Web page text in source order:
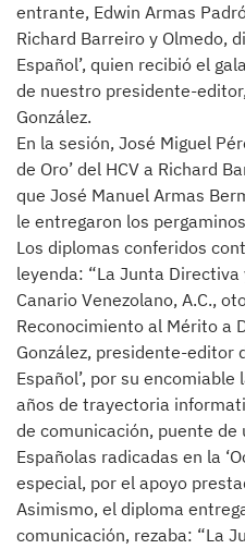
entrante, Edwin Armas
Richard Barreiro y Olmedo,
Español’, quien recibió el
de nuestro presidente-
González.
En la sesión, José Miguel
de Oro’ del HCV a Richard
que José Manuel Armas
le entregaron los
Los diplomas conferidos
leyenda: “La Junta
Canario Venezolano, A.C.,
Reconocimiento al Mérito a
González, presidente-editor
Español’, por su
años de trayectoria
de comunicación, puente
Españolas radicadas en la
especial, por el apoyo
Asimismo, el diploma
comunicación, rezaba: “La